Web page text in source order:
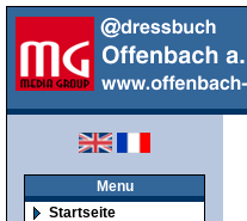
Menu
Startseite